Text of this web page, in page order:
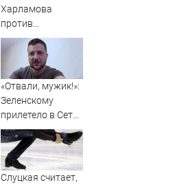
Харламова
против
«Человека-паука»:
В сети разгорелся
грандиозный
скандал — а
картина уже
собрала почти
«Отвали, мужик!»:
Зеленскому
прилетело в Сети
из-за визита в
Сербию
Слуцкая считает,